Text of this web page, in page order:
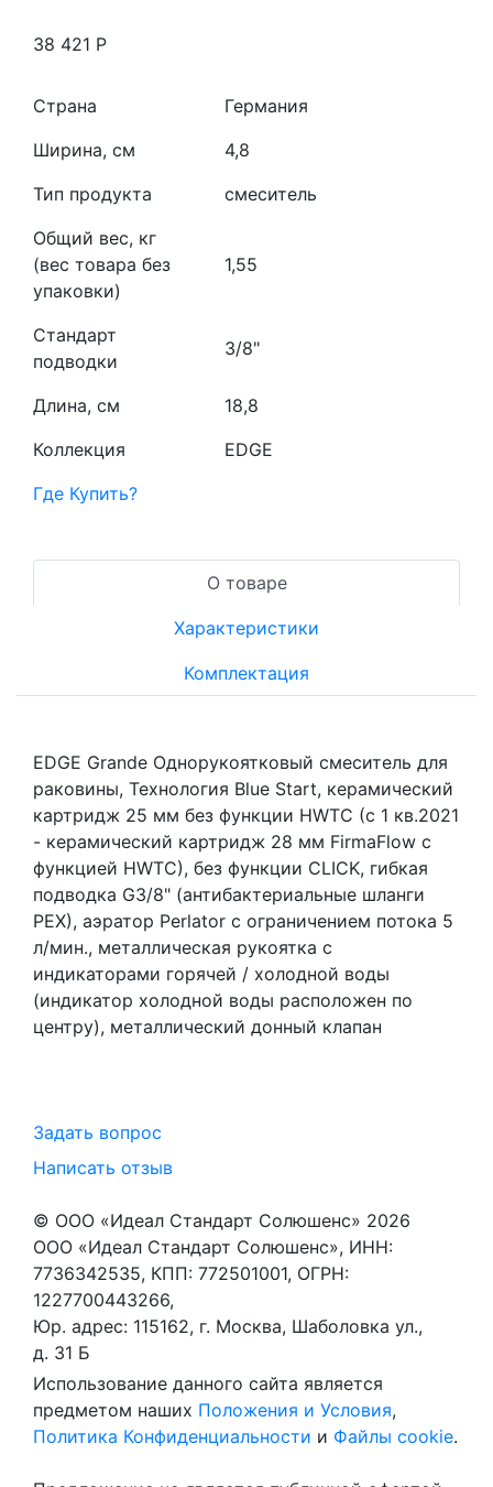
38 421 Р
Страна
Германия
Ширина, см
4,8
Тип продукта
смеситель
Общий вес, кг
(вес товара без
упаковки)
1,55
Стандарт
подводки
3/8"
Длина, см
18,8
Коллекция
EDGE
Где Купить?
О товаре
Характеристики
Комплектация
EDGE Grande Однорукоятковый смеситель для
раковины, Технология Blue Start, керамический
картридж 25 мм без функции HWTC (с 1 кв.2021
- керамический картридж 28 мм FirmaFlow с
функцией HWTC), без функции CLICK, гибкая
подводка G3/8" (антибактериальные шланги
PEX), аэратор Perlator с ограничением потока 5
л/мин., металлическая рукоятка с
индикаторами горячей / холодной воды
(индикатор холодной воды расположен по
центру), металлический донный клапан
Задать вопрос
Написать отзыв
© ООО «Идеал Стандарт Солюшенс» 2026
ООО «Идеал Стандарт Солюшенс», ИНН:
7736342535, КПП: 772501001, ОГРН:
1227700443266,
Юр. адрес: 115162, г. Москва, Шаболовка ул.,
д. 31 Б
Использование данного сайта является
предметом наших Положения и Условия,
Политика Конфиденциальности и Файлы cookie.